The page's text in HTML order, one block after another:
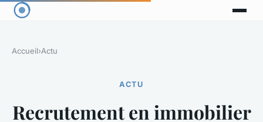
Accueil›Actu
ACTU
Recrutement en immobilier